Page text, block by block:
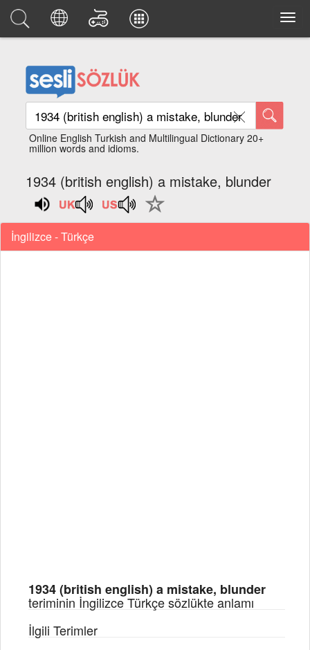
Online English Turkish and Multilingual Dictionary 20+
million words and idioms.
1934 (british english) a mistake, blunder
İngilizce - Türkçe
1934 (british english) a mistake, blunder
teriminin İngilizce Türkçe sözlükte anlamı
İlgili Terimler